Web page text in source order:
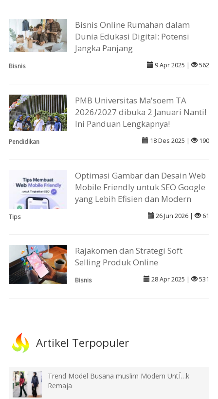
Bisnis Online Rumahan dalam
Dunia Edukasi Digital: Potensi
Jangka Panjang
Bisnis 9 Apr 2025 | 562
PMB Universitas Ma'soem TA
2026/2027 dibuka 2 Januari Nanti!
Ini Panduan Lengkapnya!
Pendidikan 18 Des 2025 | 190
Optimasi Gambar dan Desain Web
Mobile Friendly untuk SEO Google
yang Lebih Efisien dan Modern
Tips 26 Jun 2026 | 61
Rajakomen dan Strategi Soft
Selling Produk Online
Bisnis 28 Apr 2025 | 531
Artikel Terpopuler
Trend Model Busana muslim Modern UntÏ…k
Remaja